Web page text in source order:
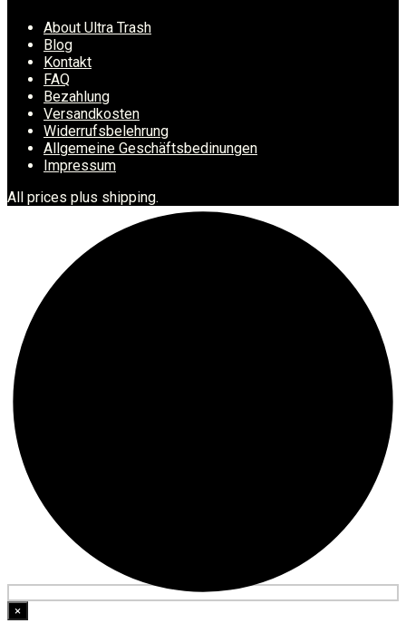
About Ultra Trash
Blog
Kontakt
FAQ
Bezahlung
Versandkosten
Widerrufsbelehrung
Allgemeine Geschäftsbedinungen
Impressum
All prices plus shipping.
×